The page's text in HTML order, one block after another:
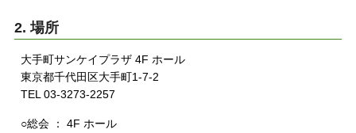
2. 場所
大手町サンケイプラザ 4F ホール
東京都千代田区大手町1-7-2
TEL 03-3273-2257
○総会 ： 4F ホール